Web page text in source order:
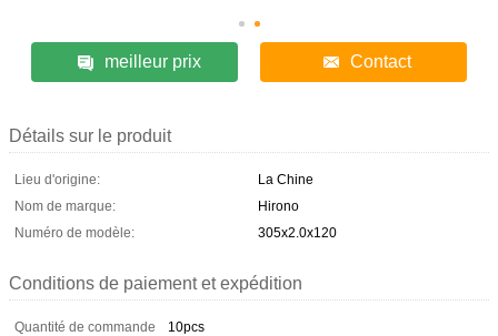
meilleur prix Contact
Détails sur le produit
Lieu d'origine:
La Chine
Nom de marque:
Hirono
Numéro de modèle:
305x2.0x120
Conditions de paiement et expédition
Quantité de commande
10pcs